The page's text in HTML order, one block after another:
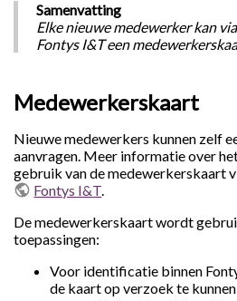
Samenvatting
Elke nieuwe medewerker kan
Fontys I&T een
Medewerkerskaart
Nieuwe medewerkers kunnen zelf
aanvragen. Meer informatie over
gebruik van de medewerkerskaart
Fontys I&T.
De medewerkerskaart wordt
toepassingen:
Voor identificatie binnen
de kaart op verzoek te